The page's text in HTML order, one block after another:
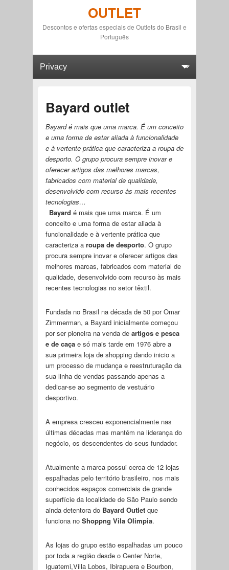
OUTLET
Descontos e ofertas especiais de Outlets do Brasil e
Português
Bayard outlet
Bayard é mais que uma marca. É um conceito
e uma forma de estar aliada à funcionalidade
e à vertente prática que caracteriza a roupa de
desporto. O grupo procura sempre inovar e
oferecer artigos das melhores marcas,
fabricados com material de qualidade,
desenvolvido com recurso às mais recentes
tecnologias…
Bayard é mais que uma marca. É um
conceito e uma forma de estar aliada à
funcionalidade e à vertente prática que
caracteriza a roupa de desporto. O grupo
procura sempre inovar e oferecer artigos das
melhores marcas, fabricados com material de
qualidade, desenvolvido com recurso às mais
recentes tecnologias no setor têxtil.
Fundada no Brasil na década de 50 por Omar
Zimmerman, a Bayard inicialmente começou
por ser pioneira na venda de artigos e pesca
e de caçae só mais tarde em 1976 abre a
sua primeira loja de shopping dando inicio a
um processo de mudança e reestruturação da
sua linha de vendas passando apenas a
dedicar-se ao segmento de vestuário
desportivo.
A empresa cresceu exponencialmente nas
últimas décadas mas mantêm na liderança do
negócio, os descendentes do seus fundador.
Atualmente a marca possui cerca de 12 lojas
espalhadas pelo território brasileiro, nos mais
conhecidos espaços comerciais de grande
superfície da localidade de São Paulo sendo
ainda detentora do Bayard Outletque
funciona no Shoppng Vila Olimpia.
As lojas do grupo estão espalhadas um pouco
por toda a região desde o Center Norte,
Iguatemi,Villa Lobos, Ibirapuera e Bourbon,